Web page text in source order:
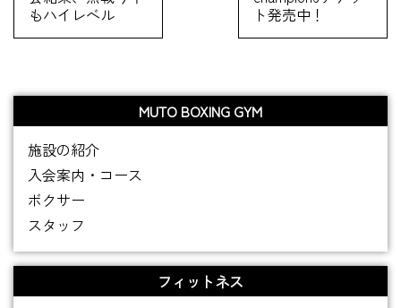
もハイレベル
ト発売中！
MUTO BOXING GYM
施設の紹介
入会案内・コース
ボクサー
スタッフ
フィットネス